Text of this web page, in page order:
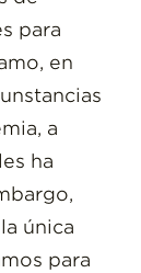
para
en
a
ha
única
para